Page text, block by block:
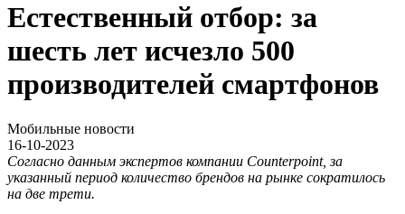
Естественный отбор: за
шесть лет исчезло 500
производителей смартфонов
Мобильные новости
16-10-2023
Согласно данным экспертов компании Counterpoint, за
указанный период количество брендов на рынке сократилось
на две трети.